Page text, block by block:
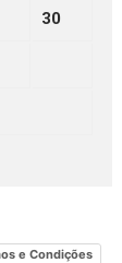
30
e Condições